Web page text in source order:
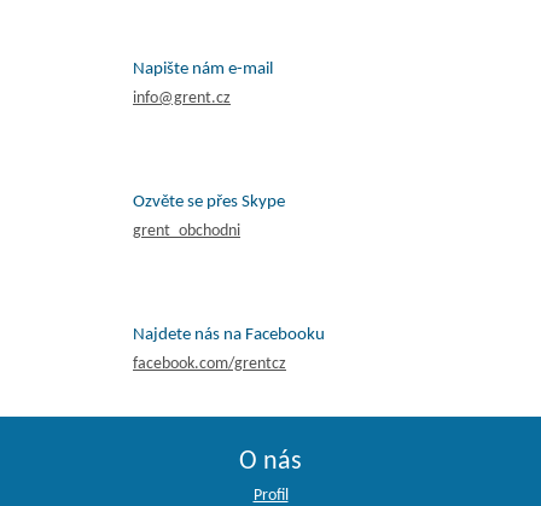
Napište nám e-mail
info@grent.cz
Ozvěte se přes Skype
grent_obchodni
Najdete nás na Facebooku
facebook.com/grentcz
O nás
Profil